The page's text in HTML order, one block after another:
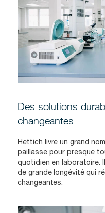
Des solutions
changeantes
Hettich livre un grand
paillasse pour presque
quotidien en laboratoire.
de grande longévité qui
changeantes.